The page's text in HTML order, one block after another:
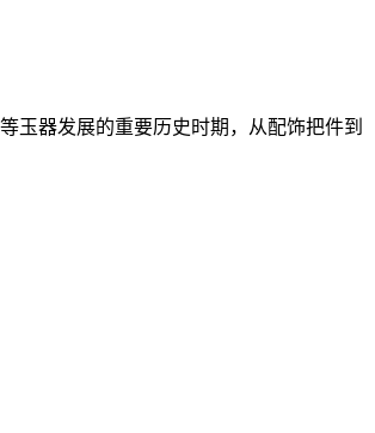
玉器发展的重要历史时期，从配饰把件到